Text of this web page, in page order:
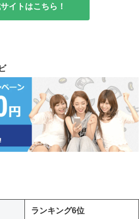
イトはこちら！
ランキング6位